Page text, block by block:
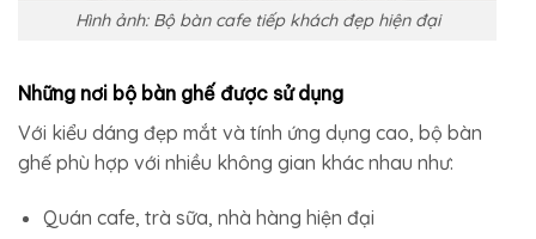
Hình ảnh: Bộ bàn cafe tiếp khách đẹp hiện đại
Những nơi bộ bàn ghế được sử dụng
Với kiểu dáng đẹp mắt và tính ứng dụng cao, bộ bàn
ghế phù hợp với nhiều không gian khác nhau như:
Quán cafe, trà sữa, nhà hàng hiện đại